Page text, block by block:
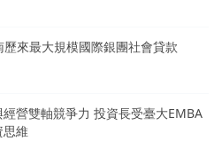
來最大規模國際銀團社會貸款
營雙軸競爭力 投資長受臺大EMBA
維